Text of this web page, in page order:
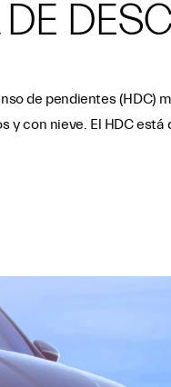
de pendientes (HDC)
y con nieve. El HDC